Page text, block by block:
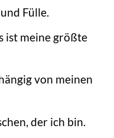
Fülle.
ist meine größte
von meinen
der ich bin.